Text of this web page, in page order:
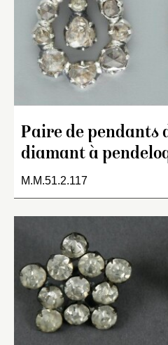
Paire de pendants
diamant à
M.M.51.2.117